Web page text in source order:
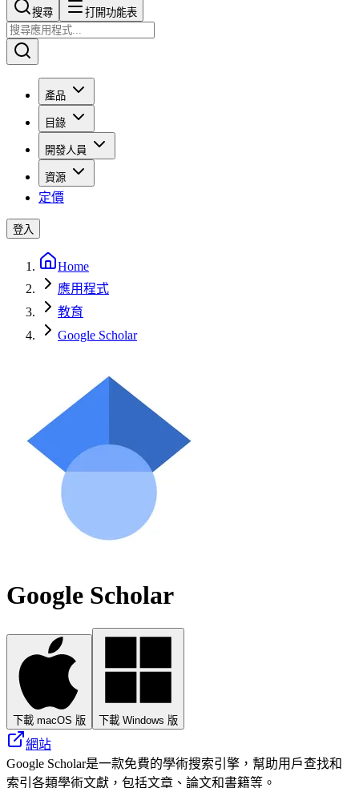
搜尋​​​​ 打開功能表
產品
目錄
開發人員
資源
定價
登入
Home
應用程式
教育
Google Scholar
Google Scholar
下載 macOS 版 下載 Windows 版
網站
Google Scholar是一款免費的學術搜索引擎，幫助用戶查找和
索引各類學術文獻，包括文章、論文和書籍等。